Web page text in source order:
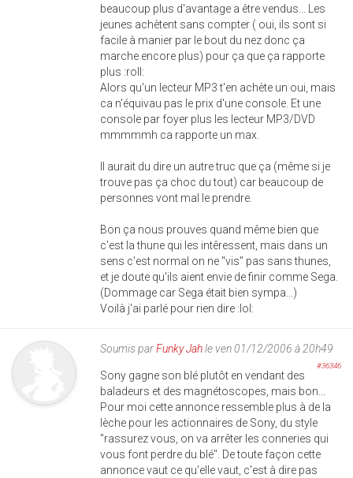
beaucoup plus d'avantage a être vendus... Les
jeunes achètent sans compter ( oui, ils sont si
facile à manier par le bout du nez donc ça
marche encore plus) pour ça que ça rapporte
plus :roll:
Alors qu'un lecteur MP3 t'en achète un oui, mais
ca n'équivau pas le prix d'une console. Et une
console par foyer plus les lecteur MP3/DVD
mmmmmh ca rapporte un max.
Il aurait du dire un autre truc que ça (même si je
trouve pas ça choc du tout) car beaucoup de
personnes vont mal le prendre.
Bon ça nous prouves quand même bien que
c'est la thune qui les intêressent, mais dans un
sens c'est normal on ne "vis" pas sans thunes,
et je doute qu'ils aient envie de finir comme Sega.
(Dommage car Sega était bien sympa...)
Voilà j'ai parlé pour rien dire :lol:
Soumis parFunky Jahle ven 01/12/2006 à 20h49
#36346
Sony gagne son blé plutôt en vendant des
baladeurs et des magnétoscopes, mais bon...
Pour moi cette annonce ressemble plus à de la
lèche pour les actionnaires de Sony, du style
"rassurez vous, on va arrêter les conneries qui
vous font perdre du blé". De toute façon cette
annonce vaut ce qu'elle vaut, c'est à dire pas